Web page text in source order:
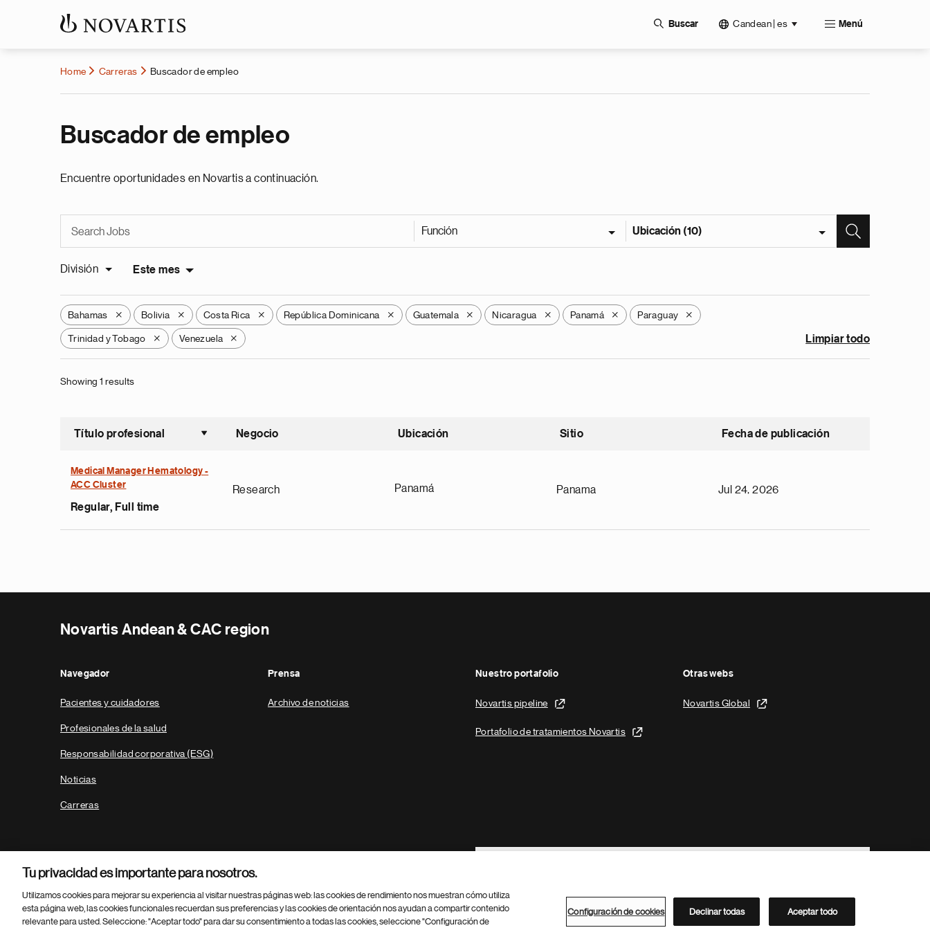
Buscar Candean | es Menú
Home Carreras Buscador de empleo
Buscador de empleo
Encuentre oportunidades en Novartis a continuación.
Función Ubicación (10)
División Este mes
Bahamas X Bolivia X Costa Rica X República Dominicana X Guatemala X Nicaragua X Panamá X Paraguay X
Trinidad y Tobago X Venezuela X Limpiar todo
Showing 1 results
Título profesional
Ordenar ascendente
Negocio Ubicación Sitio Fecha de publicación
Medical Manager Hematology -
ACC Cluster
Regular, Full time
Research Panamá Panama Jul 24, 2026
Novartis Andean & CAC region
Navegador
Pacientes y cuidadores
Profesionales de la salud
Responsabilidad corporativa (ESG)
Noticias
Carreras
Prensa
Archivo de noticias
Nuestro portafolio
Novartis pipeline
Portafolio de tratamientos Novartis
Otras webs
Novartis Global
Footer Site Search
Parte
© 2026 Novartis AG Directorio de Novartis
Tu privacidad es importante para nosotros.
Utilizamos cookies para mejorar su experiencia al visitar nuestras páginas web: las cookies de rendimiento nos muestran cómo utiliza
esta página web, las cookies funcionales recuerdan sus preferencias y las cookies de orientación nos ayudan a compartir contenido
relevante para usted. Seleccione: "Aceptar todo" para dar su consentimiento a todas las cookies, seleccione "Configuración de
Configuración de cookies Declinar todas Aceptar todo